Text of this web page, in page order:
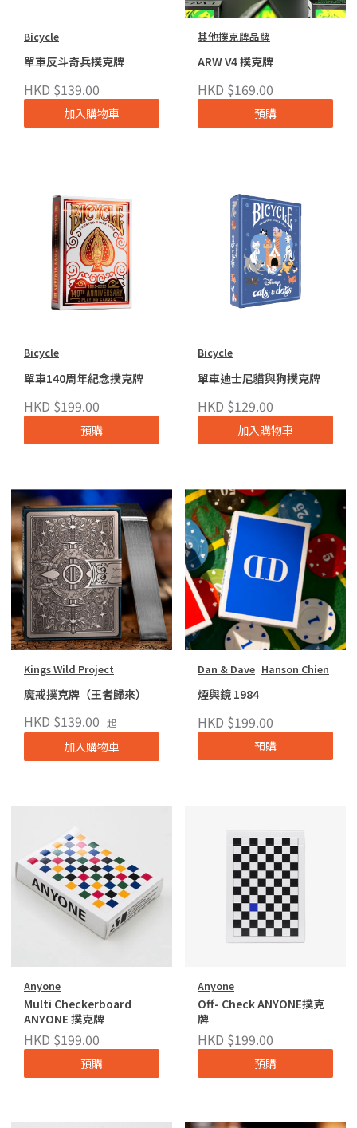
Bicycle
單車反斗奇兵撲克牌
HKD $139.00
加入購物車
其他撲克牌品牌
ARW V4 撲克牌
HKD $169.00
預購
Bicycle
單車140周年紀念撲克牌
HKD $199.00
預購
Bicycle
單車迪士尼貓與狗撲克牌
HKD $129.00
加入購物車
Kings Wild Project
魔戒撲克牌（王者歸來）
HKD $139.00 起
加入購物車
Dan & Dave Hanson Chien
煙與鏡 1984
HKD $199.00
預購
Anyone
Multi Checkerboard
ANYONE 撲克牌
HKD $199.00
預購
Anyone
Off- Check ANYONE撲克
牌
HKD $199.00
預購